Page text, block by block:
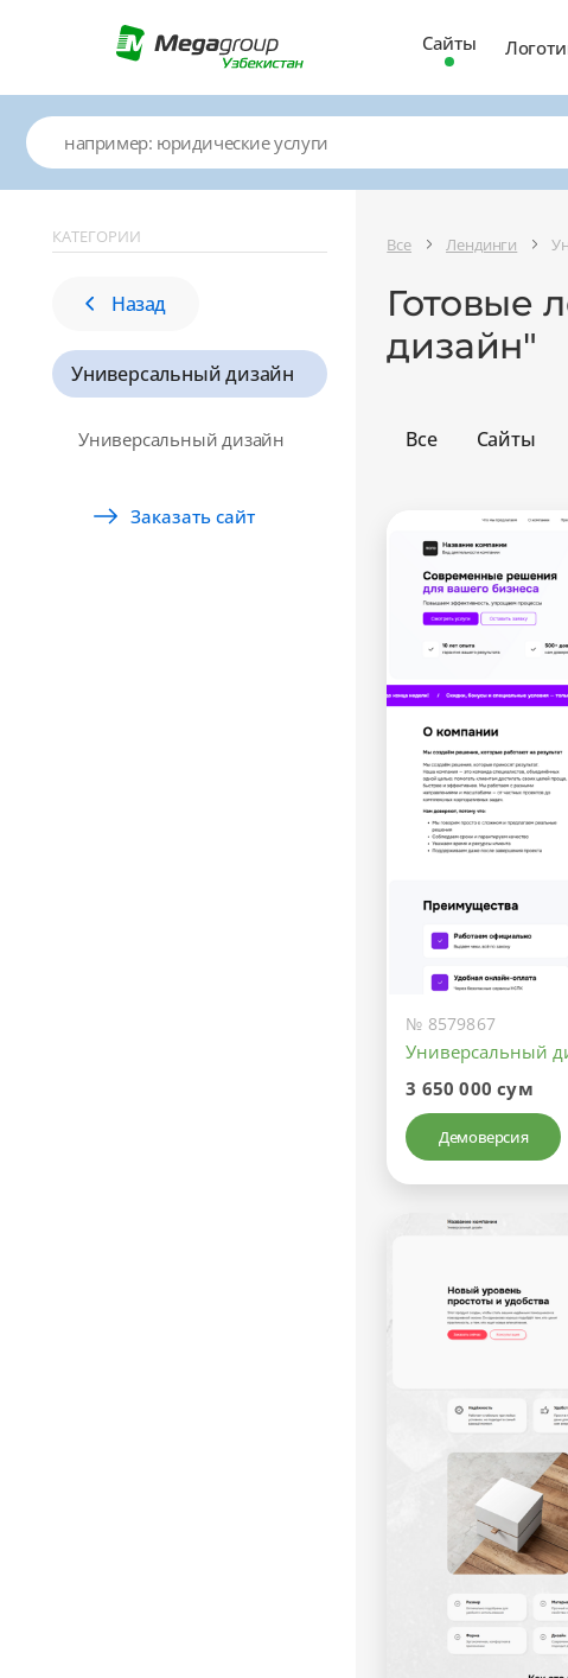
Сайты
КАТЕГОРИИ
Назад
Универсальный дизайн
Универсальный дизайн
Заказать сайт
Все Лендинги
Готовые
дизайн"
Все Сайты
№ 8579867
Универсальный
3 650 000 сум
Демоверсия